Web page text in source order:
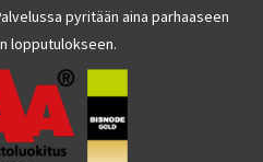
pyritään aina parhaaseen
lopputulokseen.